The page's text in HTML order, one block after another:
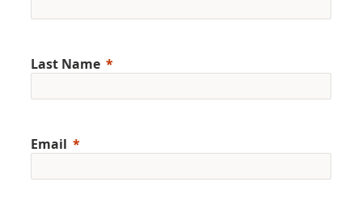
Last Name
Email